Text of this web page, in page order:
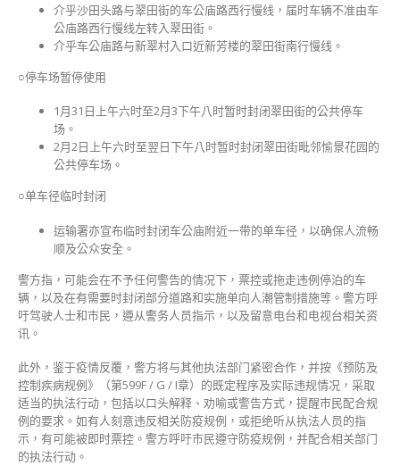
介乎沙田头路与翠田街的车公庙路西行慢线，届时车辆不准由车
公庙路西行慢线左转入翠田街。
介乎车公庙路与新翠村入口近新芳楼的翠田街南行慢线。
○停车场暂停使用
1月31日上午六时至2月3下午八时暂时封闭翠田街的公共停车
场。
2月2日上午六时至翌日下午八时暂时封闭翠田街毗邻愉景花园的
公共停车场。
○单车径临时封闭
运输署亦宣布临时封闭车公庙附近一带的单车径，以确保人流畅
顺及公众安全。
警方指，可能会在不予任何警告的情况下，票控或拖走违例停泊的车
辆，以及在有需要时封闭部分道路和实施单向人潮管制措施等。警方呼
吁驾驶人士和市民，遵从警务人员指示，以及留意电台和电视台相关资
讯。
此外，鉴于疫情反覆，警方将与其他执法部门紧密合作，并按《预防及
控制疾病规例》（第599F / G / I章）的既定程序及实际违规情况，采取
适当的执法行动，包括以口头解释、劝喻或警告方式，提醒市民配合规
例的要求。如有人刻意违反相关防疫规例，或拒绝听从执法人员的指
示，有可能被即时票控。警方呼吁市民遵守防疫规例，并配合相关部门
的执法行动。